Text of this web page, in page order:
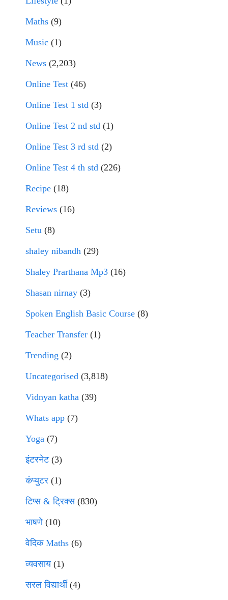
Maths (9)
Music (1)
News (2,203)
Online Test (46)
Online Test 1 std (3)
Online Test 2 nd std (1)
Online Test 3 rd std (2)
Online Test 4 th std (226)
Recipe (18)
Reviews (16)
Setu (8)
shaley nibandh (29)
Shaley Prarthana Mp3 (16)
Shasan nirnay (3)
Spoken English Basic Course (8)
Teacher Transfer (1)
Trending (2)
Uncategorised (3,818)
Vidnyan katha (39)
Whats app (7)
Yoga (7)
इंटरनेट(3)
कंप्युटर (1)
टिप्स & ट्रिक्स(830)
भाषणे(10)
वेदिक Maths (6)
व्यवसाय(1)
सरल विद्यार्थी(4)